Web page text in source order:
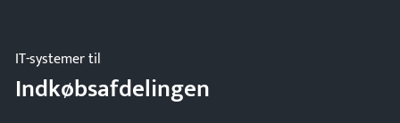
IT-systemer til
Indkøbsafdelingen